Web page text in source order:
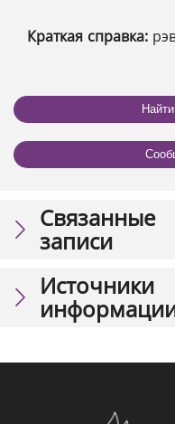
Краткая справка:
Связанные
записи
Источники